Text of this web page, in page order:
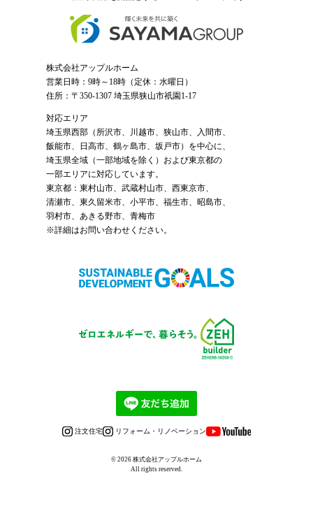
株式会社アップルホーム
営業日時：9時～18時（定休：水曜日）
住所：〒350-1307 埼玉県狭山市祇園1-17
対応エリア
埼玉県西部（ 所沢市、 川越市、狭山市、入間市、
飯能市、日高市、鶴ヶ島市、坂戸市）を中心に、
埼玉県全域（一部地域を除く）および東京都の
一部エリアに対応しています。
東京都：東村山市、武蔵村山市、西東京市、
清瀬市、東久留米市、小平市、福生市、昭島市、
羽村市、あきる野市、青梅市
※詳細はお問い合わせください。
注文住宅 リフォーム・リノベーション
© 2026 株式会社アップルホーム
All rights reserved.